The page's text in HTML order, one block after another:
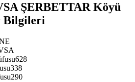
ŞERBETTAR Köyü
Bilgileri
628
338
290